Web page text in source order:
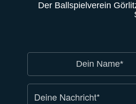
Der Ballspielverein